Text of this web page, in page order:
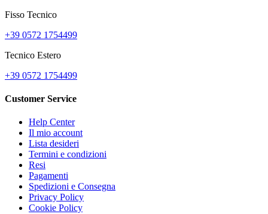
Fisso Tecnico
+39 0572 1754499
Tecnico Estero
+39 0572 1754499
Customer Service
Help Center
Il mio account
Lista desideri
Termini e condizioni
Resi
Pagamenti
Spedizioni e Consegna
Privacy Policy
Cookie Policy